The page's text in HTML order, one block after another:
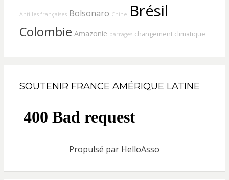
Antilles françaises Bolsonaro Chine Brésil
Colombie Amazonie barrages changement climatique
SOUTENIR FRANCE AMÉRIQUE LATINE
Propulsé par HelloAsso